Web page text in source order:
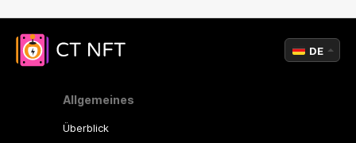
Allgemeines
Überblick
DE